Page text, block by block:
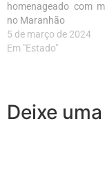
homenageado com
no Maranhão
5 de março de 2024
Em "Estado"
Deixe